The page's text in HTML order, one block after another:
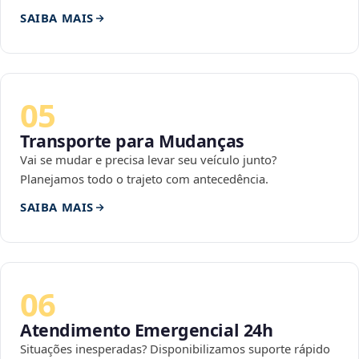
SAIBA MAIS
05
Transporte para Mudanças
Vai se mudar e precisa levar seu veículo junto?
Planejamos todo o trajeto com antecedência.
SAIBA MAIS
06
Atendimento Emergencial 24h
Situações inesperadas? Disponibilizamos suporte rápido